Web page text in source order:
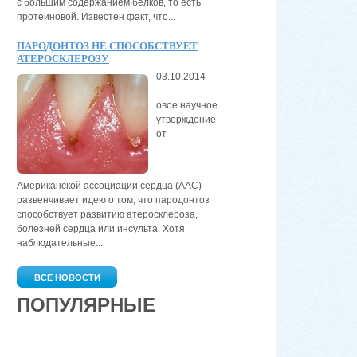
с большим содержанием белков, то есть
протеиновой. Известен факт, что...
ПАРОДОНТОЗ НЕ СПОСОБСТВУЕТ
АТЕРОСКЛЕРОЗУ
03.10.2014
овое научное
утверждение
от
Американской ассоциации сердца (AAС)
развенчивает идею о том, что пародонтоз
способствует развитию атеросклероза,
болезней сердца или инсульта. Хотя
наблюдательные...
ВСЕ НОВОСТИ
ПОПУЛЯРНЫЕ